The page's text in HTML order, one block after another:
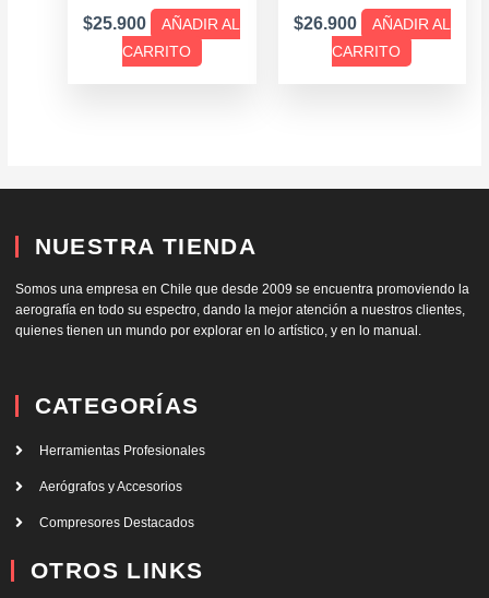
$25.900
AÑADIR AL
CARRITO
$26.900
AÑADIR AL
CARRITO
NUESTRA TIENDA
Somos una empresa en Chile que desde 2009 se encuentra promoviendo la
aerografía en todo su espectro, dando la mejor atención a nuestros clientes,
quienes tienen un mundo por explorar en lo artístico, y en lo manual.
CATEGORÍAS
Herramientas Profesionales
Aerógrafos y Accesorios
Compresores Destacados
OTROS LINKS